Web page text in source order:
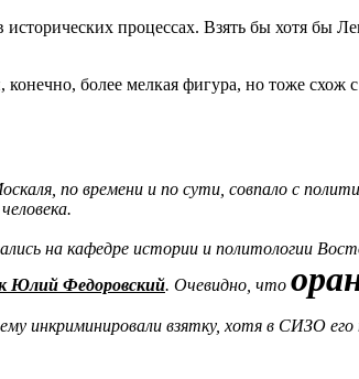
процессах. Взять бы хотя бы
более мелкая фигура, но тоже схож
по времени и по сути, совпало с
на кафедре истории и политологии
Юлий Федоровский. Очевидно, что
инкриминировали взятку, хотя в СИЗО